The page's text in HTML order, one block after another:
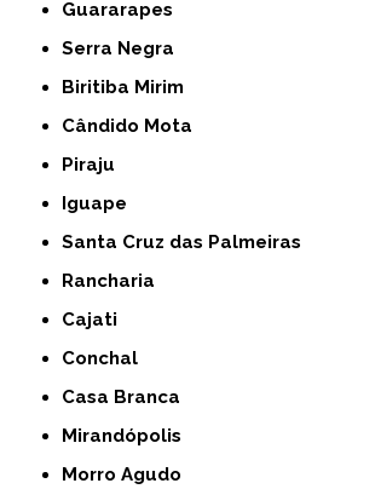
Guararapes
Serra Negra
Biritiba Mirim
Cândido Mota
Piraju
Iguape
Santa Cruz das Palmeiras
Rancharia
Cajati
Conchal
Casa Branca
Mirandópolis
Morro Agudo